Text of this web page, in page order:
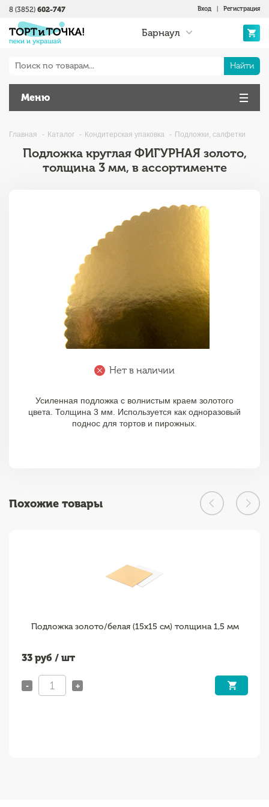
Вход Регистрация
Барнаул
8 (3852) 602-747
Найти
Меню
Главная Каталог Кондитерская упаковка Подложки, салфетки
Подложка круглая ФИГУРНАЯ золото,
толщина 3 мм, в ассортименте
Нет в наличии
Усиленная подложка с волнистым краем золотого
цвета. Толщина 3 мм. Используется как одноразовый
поднос для тортов и пирожных.
Похожие товары
Подложка золото/белая (15х15 см) толщина 1,5 мм
33 руб / шт
- +